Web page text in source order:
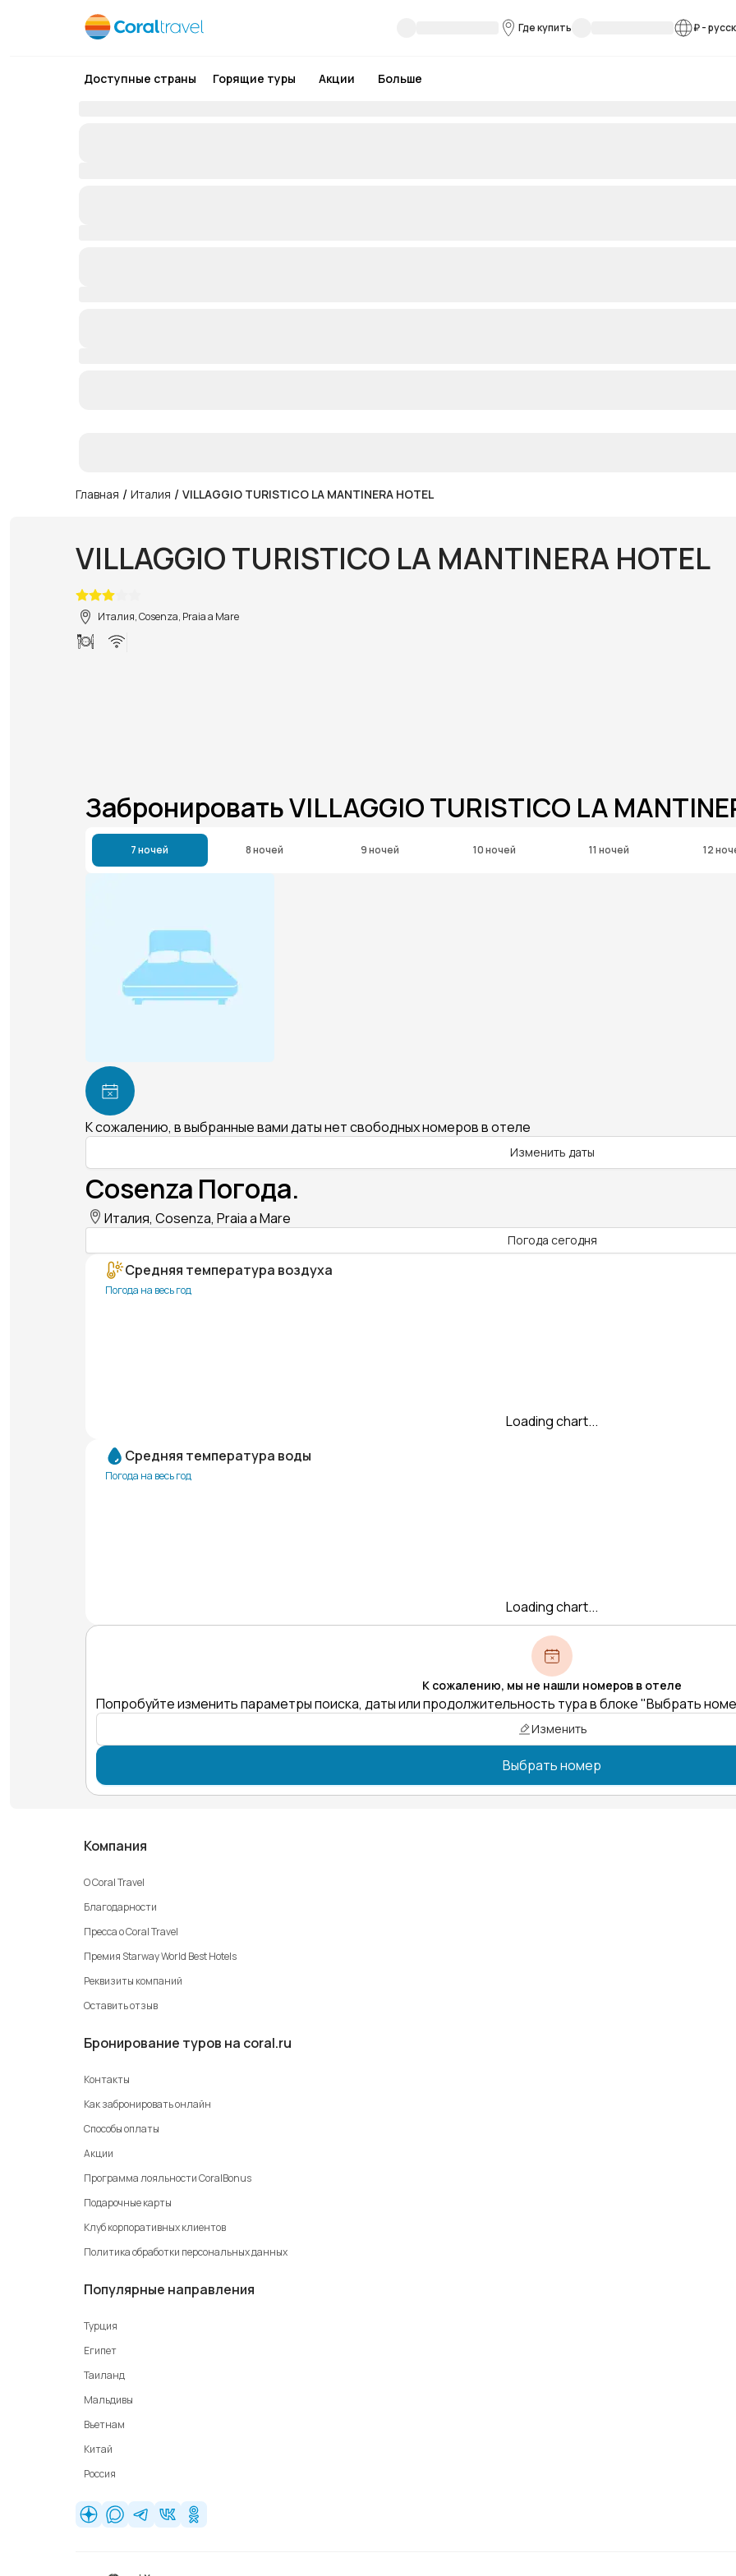
Где купить ₽-
Доступные страны Горящие туры Акции Больше
Главная / Италия / VILLAGGIO TURISTICO LA MANTINERA HOTEL
VILLAGGIO TURISTICO LA MANTINERA HOTEL
Италия, Cosenza, Praia a Mare
Забронировать VILLAGGIO TURISTICO LA
7 ночей 8 ночей 9 ночей 10 ночей 11 ночей 12
К сожалению, в выбранные вами даты нет свободных номеров в отеле
Изменить даты
Cosenza Погода.
Италия, Cosenza, Praia a Mare
Погода сегодня
Средняя температура воздуха
Погода на весь год
Loading chart...
Средняя температура воды
Погода на весь год
Loading chart...
К сожалению, мы не нашли номеров в отеле
Попробуйте изменить параметры поиска, даты или продолжительность тура в блоке "Выбрать
Изменить
Выбрать номер
Компания
О Coral Travel
Благодарности
Пресса о Coral Travel
Премия Starway World Best Hotels
Реквизиты компаний
Оставить отзыв
Бронирование туров на coral.ru
Контакты
Как забронировать онлайн
Способы оплаты
Акции
Программа лояльности CoralBonus
Подарочные карты
Клуб корпоративных клиентов
Политика обработки персональных данных
Популярные направления
Турция
Египет
Таиланд
Мальдивы
Вьетнам
Китай
Россия